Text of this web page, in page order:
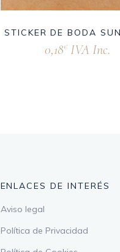
STICKER DE BODA
0,18€ IVA Inc.
ENLACES DE INTERÉS
Aviso legal
Política de Privacidad